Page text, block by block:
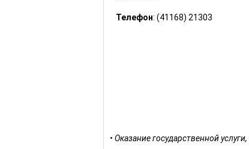
Телефон: (41168) 21303
Оказание государственной